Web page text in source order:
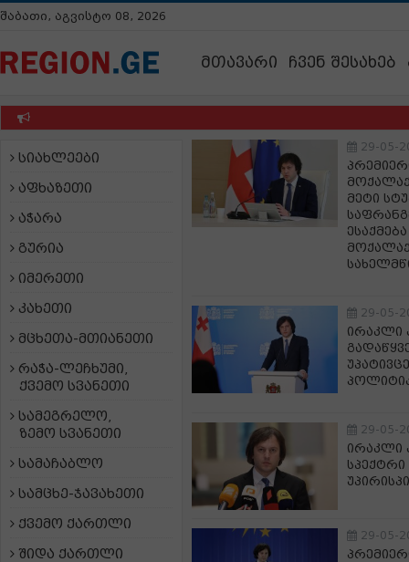
შაბათი, აგვისტო 08, 2026
მთავარი ჩვენ შესახებ
სიახლეები
აფხაზეთი
აჭარა
გურია
იმერეთი
კახეთი
მცხეთა-მთიანეთი
რაჭა-ლეჩხუმი,
ქვემო სვანეთი
სამეგრელო,
ზემო სვანეთი
სამაჩაბლო
სამცხე-ჯავახეთი
ქვემო ქართლი
შიდა ქართლი
29-05-
მეტი
29-05-
ირაკლი
29-05-
ირაკლი
29-05-